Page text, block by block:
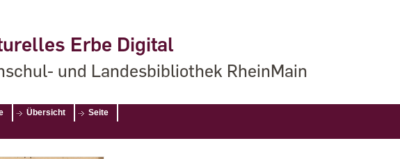
Erbe Digital
und Landesbibliothek RheinMain
Übersicht Seite